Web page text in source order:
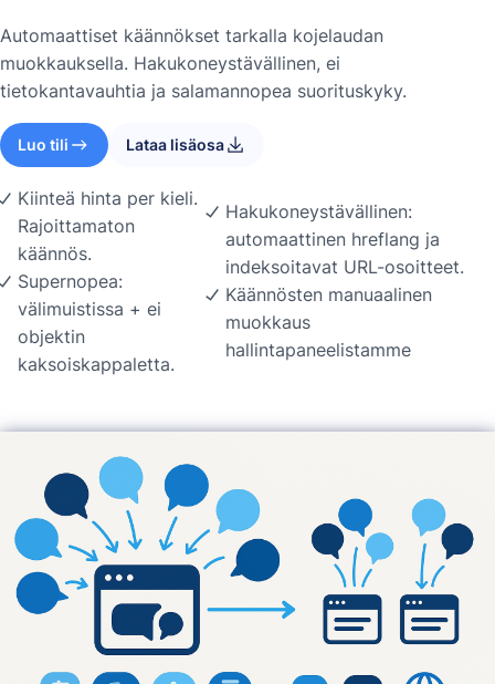
Automaattiset käännökset tarkalla kojelaudan
muokkauksella. Hakukoneystävällinen, ei
tietokantavauhtia ja salamannopea suorituskyky.
Luo tili Lataa lisäosa
Kiinteä hinta per kieli.
Rajoittamaton
käännös.
Supernopea:
välimuistissa + ei
objektin
kaksoiskappaletta.
Hakukoneystävällinen:
automaattinen hreflang ja
indeksoitavat URL-osoitteet.
Käännösten manuaalinen
muokkaus
hallintapaneelistamme